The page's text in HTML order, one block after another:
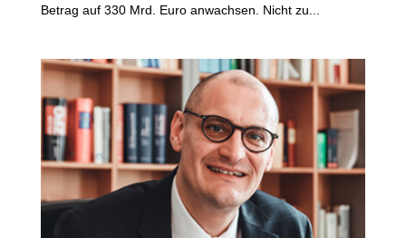
Betrag auf 330 Mrd. Euro anwachsen. Nicht zu...